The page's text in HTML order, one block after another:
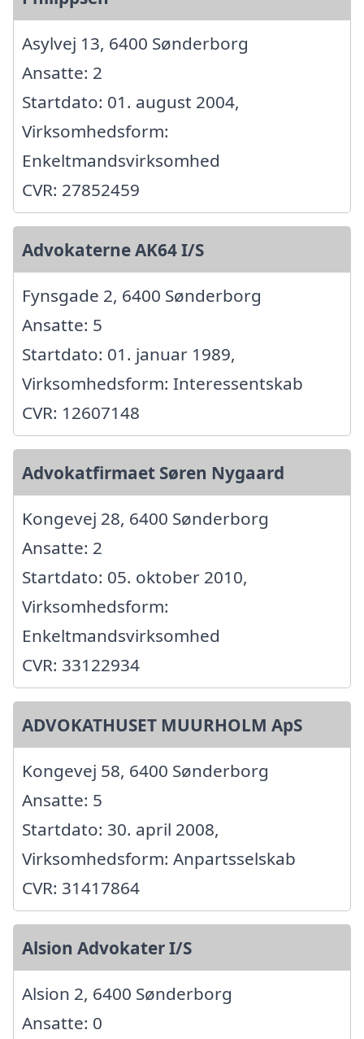
Asylvej 13, 6400 Sønderborg
Ansatte: 2
Startdato: 01. august 2004,
Virksomhedsform:
Enkeltmandsvirksomhed
CVR: 27852459
Advokaterne AK64 I/S
Fynsgade 2, 6400 Sønderborg
Ansatte: 5
Startdato: 01. januar 1989,
Virksomhedsform: Interessentskab
CVR: 12607148
Advokatfirmaet Søren Nygaard
Kongevej 28, 6400 Sønderborg
Ansatte: 2
Startdato: 05. oktober 2010,
Virksomhedsform:
Enkeltmandsvirksomhed
CVR: 33122934
ADVOKATHUSET MUURHOLM ApS
Kongevej 58, 6400 Sønderborg
Ansatte: 5
Startdato: 30. april 2008,
Virksomhedsform: Anpartsselskab
CVR: 31417864
Alsion Advokater I/S
Alsion 2, 6400 Sønderborg
Ansatte: 0